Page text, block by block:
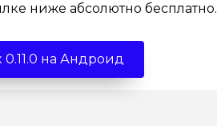
ниже абсолютно бесплатно.
0.11.0 на Андроид